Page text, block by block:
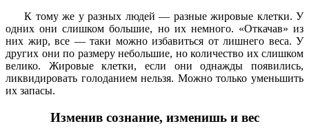
К тому же у разных людей — разные жиро­вые клетки. У
одних они слишком большие, но их немного. «Откачав» из
них жир, все­ — таки можно избавиться от лишнего веса. У
других они по размеру небольшие, но коли­чество их слишком
велико. Жировые клетки, если они однажды появились,
ликвидиро­вать голоданием нельзя. Можно только уменьшить
их запасы.
Изменив сознание, изменишь и вес